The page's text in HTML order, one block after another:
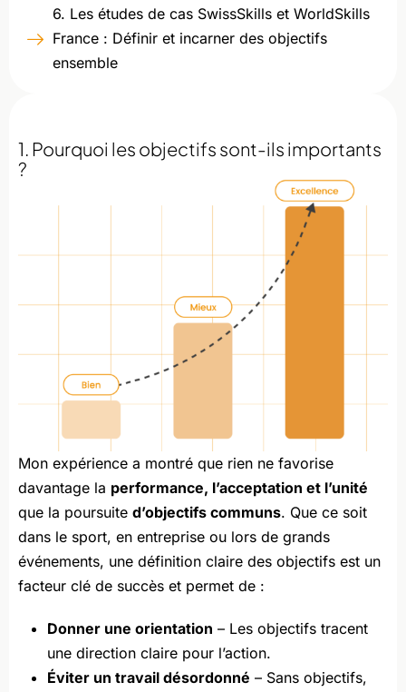
1. Pourquoi les objectifs sont-ils importants
?
Mon expérience a montré que rien ne favorise
davantage la performance, l’acceptation et l’unité
que la poursuite d’objectifs communs. Que ce soit
dans le sport, en entreprise ou lors de grands
événements, une définition claire des objectifs est un
facteur clé de succès et permet de :
Donner une orientation – Les objectifs tracent
une direction claire pour l’action.
Éviter un travail désordonné – Sans objectifs,
6. Les études de cas SwissSkills et WorldSkills
France : Définir et incarner des objectifs
ensemble